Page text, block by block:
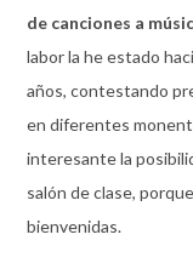
de canciones a
labor la he estado
años, contestando
en diferentes
interesante la
salón de clase,
bienvenidas.